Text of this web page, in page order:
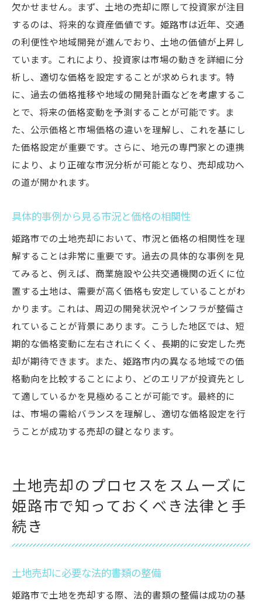
欠かせません。まず、土地の売却に際して投資家が注目
するのは、将来的な資産価値です。姫路市は近年、交通
の利便性や地域開発が進んでおり、土地の価値が上昇し
ています。これにより、投資家は市場の動きを詳細に分
析し、適切な価格を設定することが求められます。特
に、過去の価格推移や地域の開発計画などを考慮するこ
とで、将来の価格変動を予測することが可能です。ま
た、公示価格と市場価格の違いを理解し、これを基にし
た価格設定が重要です。さらに、地元の専門家との連携
により、より正確な市況分析が可能となり、売却成功へ
の道が開かれます。
具体的事例から見る市況と価格の相関性
姫路市での土地売却において、市況と価格の相関性を理
解することは非常に重要です。過去の具体的な事例を見
てみると、例えば、商業施設や公共交通機関の近くに位
置する土地は、需要が高く価格も安定していることがわ
かります。これは、周辺の開発状況やインフラが整備さ
れていることが背景にあります。こうした地区では、短
期的な価格変動に左右されにくく、長期的に安定した売
却が期待できます。また、姫路市内の異なる地域での価
格動向を比較することにより、どのエリアが投資先とし
て適しているかを見極めることが可能です。最終的に
は、市場の需給バランスを理解し、適切な価格設定を行
うことが成功する売却の鍵となります。
土地売却のプロセスをスムーズに
姫路市で知っておくべき法律と手
続き
土地売却に必要な法的書類の整備
姫路市で土地を売却する際、法的書類の整備は成功の基